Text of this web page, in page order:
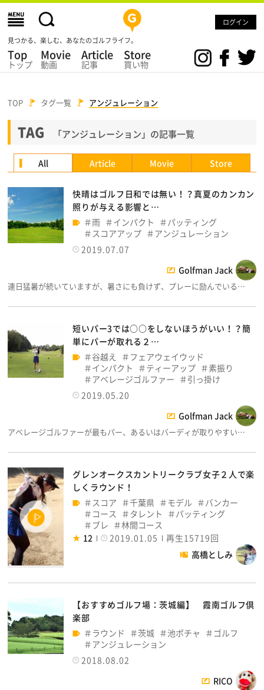
ログイン
見つかる、楽しむ、あなたのゴルフライフ。
Top
トップ
Movie
動画
Article
記事
Store
買い物
TOP タグ一覧 アンジュレーション
TAG 「アンジュレーション」の記事一覧
All Article Movie Store
快晴はゴルフ日和では無い！？真夏のカンカン
照りが与える影響と…
雨
インパクト
パッティング
スコアアップ
アンジュレーション
2019.07.07
Golfman Jack
連日猛暑が続いていますが、暑さにも負けず、プレーに励んでいる…
短いパー3では○○をしないほうがいい！？簡
単にパーが取れる２…
谷越え
フェアウェイウッド
インパクト
ティーアップ
素振り
アベレージゴルファー
引っ掛け
2019.05.20
Golfman Jack
アベレージゴルファーが最もパー、あるいはバーディが取りやすい…
グレンオークスカントリークラブ女子２人で楽
しくラウンド！
スコア
千葉県 モデル
バンカー
コース
タレント
パッティング
ブレ
林間コース
12
2019.01.05
再生15719回
高橋としみ
【おすすめゴルフ場：茨城編】 霞南ゴルフ倶
楽部
ラウンド
茨城 池ポチャ
ゴルフ
アンジュレーション
2018.08.02
RICO